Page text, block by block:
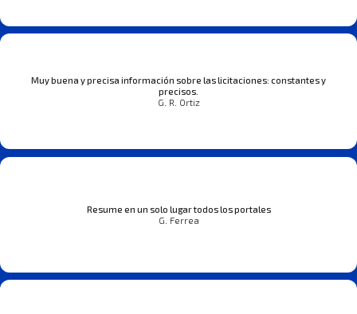
Muy buena y precisa información sobre las licitaciones: constantes y
precisos.
G. R. Ortiz
Resume en un solo lugar todos los portales
G. Ferrea